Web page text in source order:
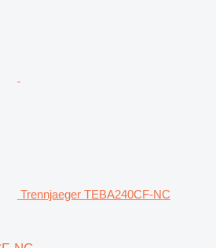
Trennjaeger TEBA240CF-NC